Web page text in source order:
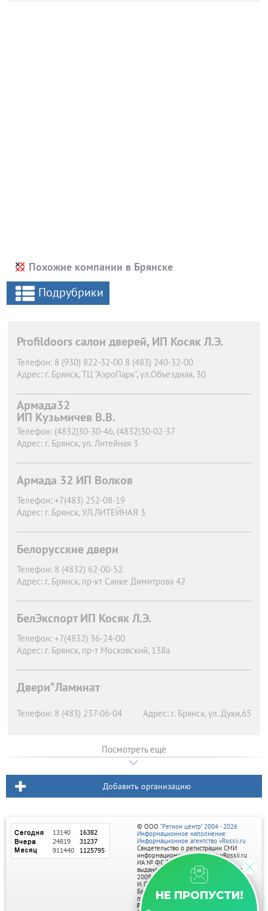
Похожие компании в Брянске
Подрубрики
Profildoors салон дверей, ИП Косяк Л.Э.
Телефон: 8 (930) 822-32-00 8 (483) 240-32-00
Адрес: г. Брянск, ТЦ "​АэроПарк", ул.​Объездная, 30
Армада32
ИП Кузьмичев В.В.
Телефон: (4832)30-30-46, (4832)30-02-37
Адрес: г. Брянск, ул. Литейная 3
Армада 32 ИП Волков
Телефон: +7(483) 252-08-19
Адрес: г. Брянск, УЛ.ЛИТЕЙНАЯ 3
Белорусские двери
Телефон: 8 (4832) 62-00-52.
Адрес: г. Брянск, пр-кт Санке Димитрова 42
БелЭкспорт ИП Косяк Л.Э.
Телефон: +7(4832) 36-24-00
Адрес: г. Брянск, пр-т Московский, 138а
Двери*Ламинат
Телефон: 8 (483) 237-06-04 Адрес: г. Брянск, ул. Дуки,65
Посмотреть ещё
Добавить организацию
НЕ ПРОПУСТИ!
© ООО "Регион центр" 2004 - 2026
Информационное наполнение:
Информационное агентство vRossii.ru
Свидетельство о регистрации СМИ
информационного агентства vRossii.ru
ИА № ФС 77‑35502
выдано РОСКОМНАДЗОРом 04 марта
2009г.
И. О. Главного редактора Нарыков А. Н.
Баннеры на портале размещаются на
правах рекламы.
Реклама на портале: